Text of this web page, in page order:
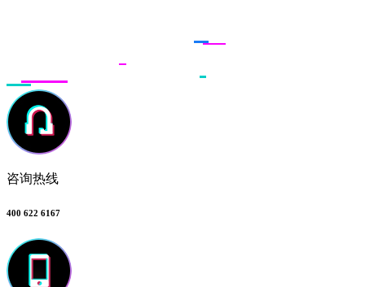
咨询热线
400 622 6167